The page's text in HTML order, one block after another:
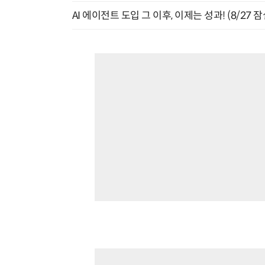
AI 에이전트 도입 그 이후, 이제는 성과! (8/27